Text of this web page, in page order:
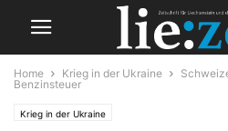
Home Krieg in der Ukraine
Benzinsteuer
Krieg in der Ukraine